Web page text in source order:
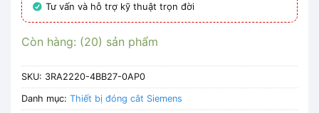
Tư vấn và hỗ trợ kỹ thuật trọn đời
Còn hàng: (20) sản phẩm
SKU: 3RA2220-4BB27-0AP0
Danh mục: Thiết bị đóng cắt Siemens